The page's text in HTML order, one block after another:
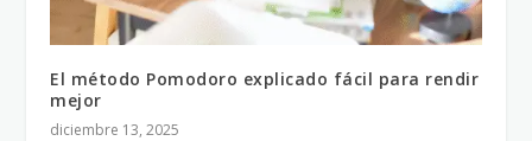
El método Pomodoro explicado fácil para rendir
mejor
diciembre 13, 2025